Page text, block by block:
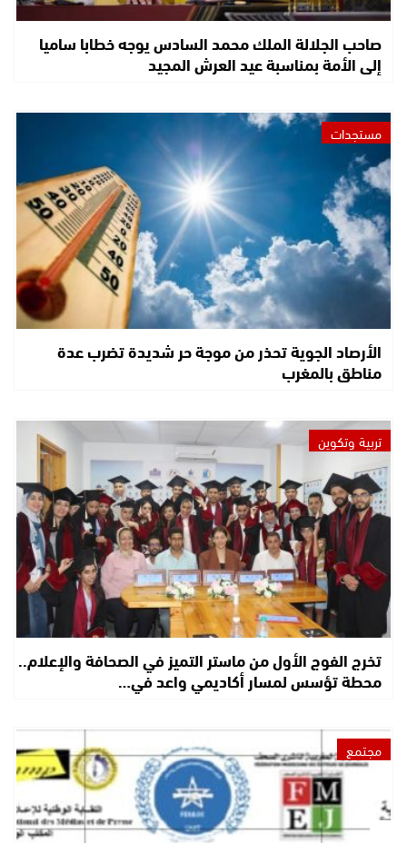
صاحب الجلالة الملك محمد السادس يوجه خطابا ساميا
إلى الأمة بمناسبة عيد العرش المجيد
مستجدات
الأرصاد الجوية تحذر من موجة حر شديدة تضرب عدة
مناطق بالمغرب
تربية وتكوين
تخرج الفوج الأول من ماستر التميز في الصحافة والإعلام..
محطة تؤسس لمسار أكاديمي واعد في…
مجتمع